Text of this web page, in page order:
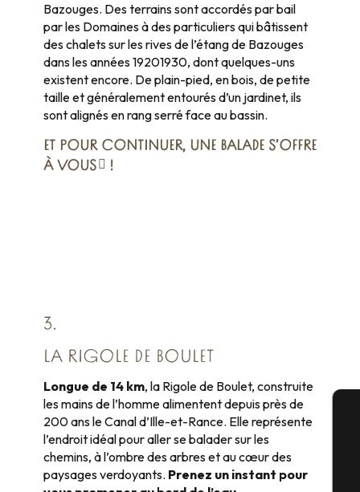
Bazouges. Des terrains sont accordés par bail
par les Domaines à des particuliers qui bâtissent
des chalets sur les rives de l’étang de Bazouges
dans les années 19201930, dont quelques-uns
existent encore. De plain-pied, en bois, de petite
taille et généralement entourés d’un jardinet, ils
sont alignés en rang serré face au bassin.
ET POUR CONTINUER, UNE BALADE S’OFFRE
À VOUS
!
3.
LA RIGOLE DE BOULET
Longue de 14 km, la Rigole de Boulet, construite
les mains de l’homme alimentent depuis près de
200 ans le Canal d’Ille-et-Rance. Elle représente
l’endroit idéal pour aller se balader sur les
chemins, à l’ombre des arbres et au cœur des
paysages verdoyants. Prenez un instant pour